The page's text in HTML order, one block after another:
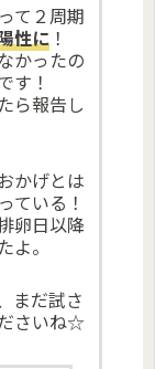
て２周期
性に ！
かったの
す！
ら報告し
かげとは
ている！
卵日以降
。
まだ試さ
さいね☆